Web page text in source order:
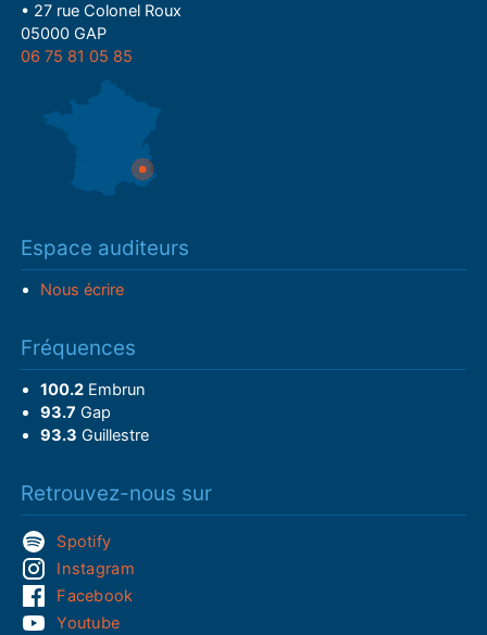
• 27 rue Colonel Roux
05000 GAP
06 75 81 05 85
Espace auditeurs
Nous écrire
Fréquences
100.2Embrun
93.7 Gap
93.3 Guillestre
Retrouvez-nous sur
Spotify
Instagram
Facebook
Youtube